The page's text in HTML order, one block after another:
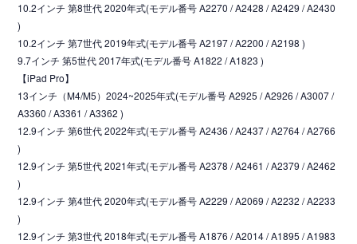
10.2インチ 第8世代 2020年式(モデル番号 A2270 / A2428 / A2429 / A2430
)
10.2インチ 第7世代 2019年式(モデル番号 A2197 / A2200 / A2198 )
9.7インチ 第5世代 2017年式(モデル番号 A1822 / A1823 )
【iPad Pro】
13インチ（M4/M5）2024~2025年式(モデル番号 A2925 / A2926 / A3007 /
A3360 / A3361 / A3362 )
12.9インチ 第6世代 2022年式(モデル番号 A2436 / A2437 / A2764 / A2766
)
12.9インチ 第5世代 2021年式(モデル番号 A2378 / A2461 / A2379 / A2462
)
12.9インチ 第4世代 2020年式(モデル番号 A2229 / A2069 / A2232 / A2233
)
12.9インチ 第3世代 2018年式(モデル番号 A1876 / A2014 / A1895 / A1983